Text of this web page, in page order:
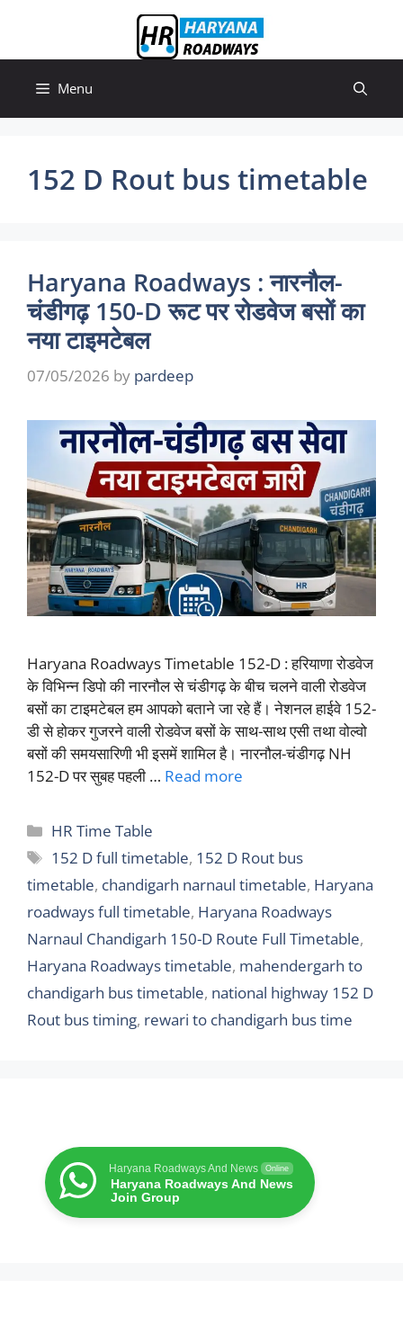
content
Menu
152 D Rout bus timetable
Haryana Roadways : नारनौल-
चंडीगढ़ 150-D रूट पर रोडवेज बसों का
नया टाइमटेबल
07/05/2026 by pardeep
Haryana Roadways Timetable 152-D : हरियाणा रोडवेज
के विभिन्न डिपो की नारनौल से चंडीगढ़ के बीच चलने वाली रोडवेज
बसों का टाइमटेबल हम आपको बताने जा रहे हैं। नेशनल हाईवे 152-
डी से होकर गुजरने वाली रोडवेज बसों के साथ-साथ एसी तथा वोल्वो
बसों की समयसारिणी भी इसमें शामिल है। नारनौल-चंडीगढ़ NH
152-D पर सुबह पहली … Read more
Categories
HR Time Table
Tags
152 D full timetable, 152 D Rout bus
timetable, chandigarh narnaul timetable, Haryana
roadways full timetable, Haryana Roadways
Narnaul Chandigarh 150-D Route Full Timetable,
Haryana Roadways timetable, mahendergarh to
chandigarh bus timetable, national highway 152 D
Rout bus timing, rewari to chandigarh bus time
Haryana Roadways And News Online
Haryana Roadways And News
Join Group